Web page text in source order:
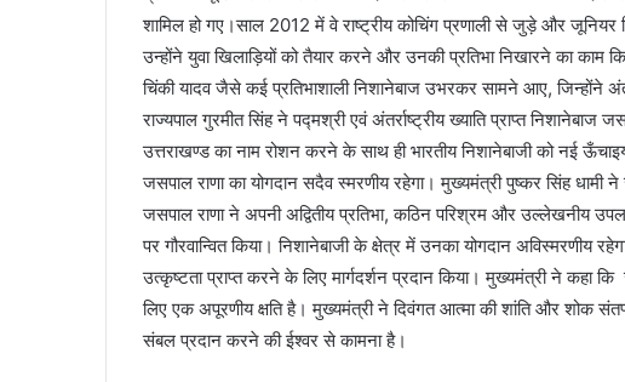
शामिल हो गए।साल 2012 में वे राष्ट्रीय कोचिंग प्रणाली से जुड़े और
उन्होंने युवा खिलाड़ियों को तैयार करने और उनकी प्रतिभा निखारने का काम
चिंकी यादव जैसे कई प्रतिभाशाली निशानेबाज उभरकर सामने आए, जिन्होंने
राज्यपाल गुरमीत सिंह ने पद्मश्री एवं अंतर्राष्ट्रीय ख्याति प्राप्त
उत्तराखण्ड का नाम रोशन करने के साथ ही भारतीय निशानेबाजी को नई
जसपाल राणा का योगदान सदैव स्मरणीय रहेगा। मुख्यमंत्री पुष्कर सिंह
जसपाल राणा ने अपनी अद्वितीय प्रतिभा, कठिन परिश्रम और उल्लेखनीय
पर गौरवान्वित किया। निशानेबाजी के क्षेत्र में उनका योगदान अविस्मरणीय
उत्कृष्टता प्राप्त करने के लिए मार्गदर्शन प्रदान किया। मुख्यमंत्री ने कहा
लिए एक अपूरणीय क्षति है। मुख्यमंत्री ने दिवंगत आत्मा की शांति और शोक
संबल प्रदान करने की ईश्वर से कामना है।